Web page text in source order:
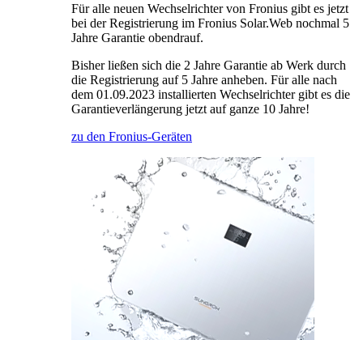
Für alle neuen Wechselrichter von Fronius gibt es jetzt
bei der Registrierung im Fronius Solar.Web nochmal 5
Jahre Garantie obendrauf.
Bisher ließen sich die 2 Jahre Garantie ab Werk durch
die Registrierung auf 5 Jahre anheben. Für alle nach
dem 01.09.2023 installierten Wechselrichter gibt es die
Garantieverlängerung jetzt auf ganze 10 Jahre!
zu den Fronius-Geräten